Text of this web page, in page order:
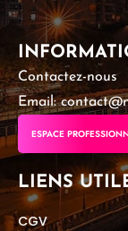
Contactez-nous
Email:
ESPACE
LIENS
CGV